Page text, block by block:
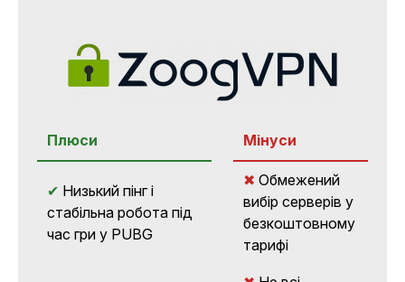
Плюси Мінуси
✔ Низький пінг і
стабільна робота під
час гри у PUBG
✖ Обмежений
вибір серверів у
безкоштовному
тарифі